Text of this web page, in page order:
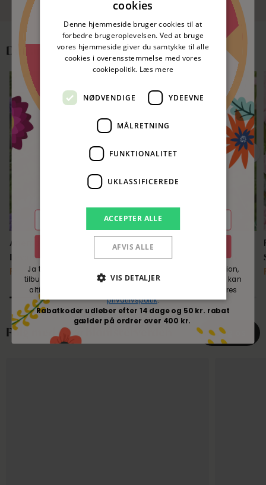
Du kan måske også lide
LEVERES I SEPTEMBER 🌷
SPAR 10%
Anemone
Levante Blu
Fra 5,66 kr
SPAR 10%
Ranunkel
Elegance® Rosa Chiaro
Følg med på @blomsterverden Følg os
cookies
Denne hjemmeside bruger cookies til at
forbedre brugeroplevelsen. Ved at bruge
vores hjemmeside giver du samtykke til alle
cookies i overensstemmelse med vores
cookiepolitik. Læs mere
NØDVENDIGE YDEEVNE
MÅLRETNING
FUNKTIONALITET
UKLASSIFICEREDE
ACCEPTER ALLE
AFVIS ALLE
VIS DETALJER
50 kr. rabat
nitte
Spar 5%
50 kr. rabat
nitte
Prøv lykkehjulet og vind!
E-mail
Tilmeld nyhedsbrev
Ja tak til mails fra Blomsterverden med nyheder, inspiration,
tilbud og konkurrencer om Blomsterverdens sortiment. Du kan
altid nemt afmelde dig igen. Du accepterer samtidig vores
privatlivspoltik.
Rabatkoder udløber efter 14 dage og 50 kr. rabat
gælder på ordrer over 400 kr.